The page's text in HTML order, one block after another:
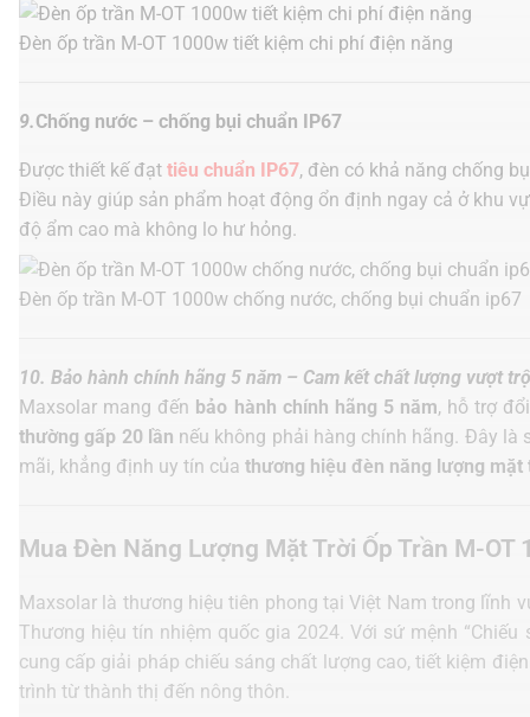
Đèn ốp trần M-OT 1000w tiết kiệm chi phí điện năng
9.Chống nước – chống bụi chuẩn IP67
Được thiết kế đạt tiêu chuẩn IP67, đèn có khả năng chống
Điều này giúp sản phẩm hoạt động ổn định ngay cả ở khu
độ ẩm cao mà không lo hư hỏng.
Đèn ốp trần M-OT 1000w chống nước, chống bụi chuẩn ip67
10. Bảo hành chính hãng 5 năm – Cam kết chất lượng vượt
Maxsolar mang đến bảo hành chính hãng 5 năm, hỗ trợ
thường gấp 20 lần nếu không phải hàng chính hãng. Đây
mãi, khẳng định uy tín của thương hiệu đèn năng lượng mặt
Mua Đèn Năng Lượng Mặt Trời Ốp Trần M-OT
Maxsolar là thương hiệu tiên phong tại Việt Nam trong lĩnh
Thương hiệu tín nhiệm quốc gia 2024. Với sứ mệnh
cung cấp giải pháp chiếu sáng chất lượng cao, tiết kiệm
trình từ thành thị đến nông thôn.